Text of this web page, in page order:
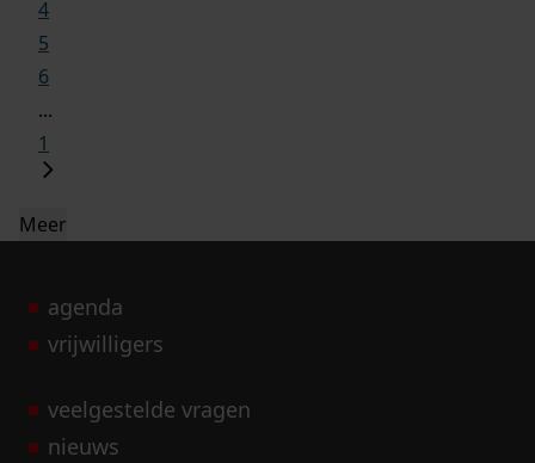
4
5
6
...
1
Meer
agenda
vrijwilligers
veelgestelde vragen
nieuws